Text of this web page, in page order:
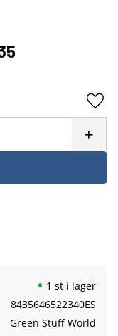
+
1 st i lager
8435646522340ES
Green Stuff World